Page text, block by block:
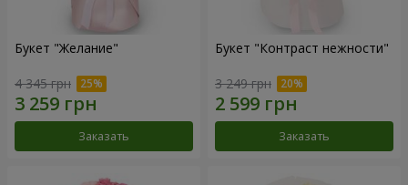
Букет "Желание"
4 345 грн
Заказать
Букет "Контраст нежности"
3 249 грн
Заказать